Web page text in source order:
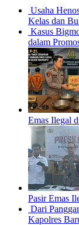
Usaha
Kelas dan
Kasus
dalam
Emas Ilegal
Pasir Emas
Dari
Kapolres